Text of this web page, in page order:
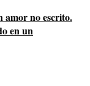
amor no escrito.
en un